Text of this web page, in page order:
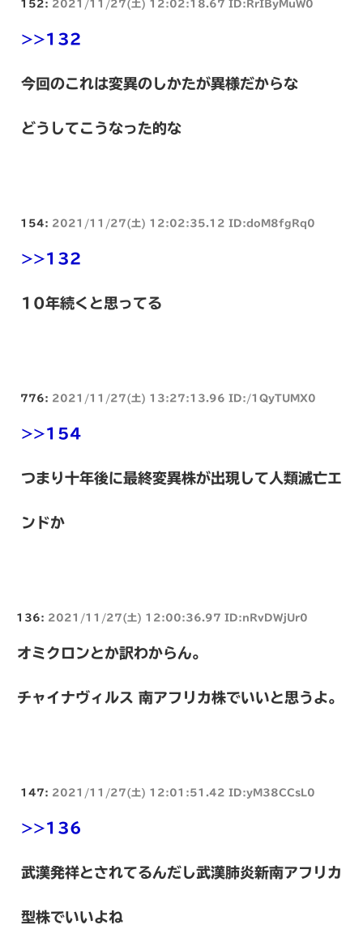
152: 2021/11/27(土) 12:02:18.67 ID:RrIByMuW0
>>132
今回のこれは変異のしかたが異様だからな
どうしてこうなった的な
154: 2021/11/27(土) 12:02:35.12 ID:doM8fgRq0
>>132
10年続くと思ってる
776: 2021/11/27(土) 13:27:13.96 ID:/1QyTUMX0
>>154
つまり十年後に最終変異株が出現して人類滅亡エ
ンドか
136: 2021/11/27(土) 12:00:36.97 ID:nRvDWjUr0
オミクロンとか訳わからん。
チャイナヴィルス 南アフリカ株でいいと思うよ。
147: 2021/11/27(土) 12:01:51.42 ID:yM38CCsL0
>>136
武漢発祥とされてるんだし武漢肺炎新南アフリカ
型株でいいよね